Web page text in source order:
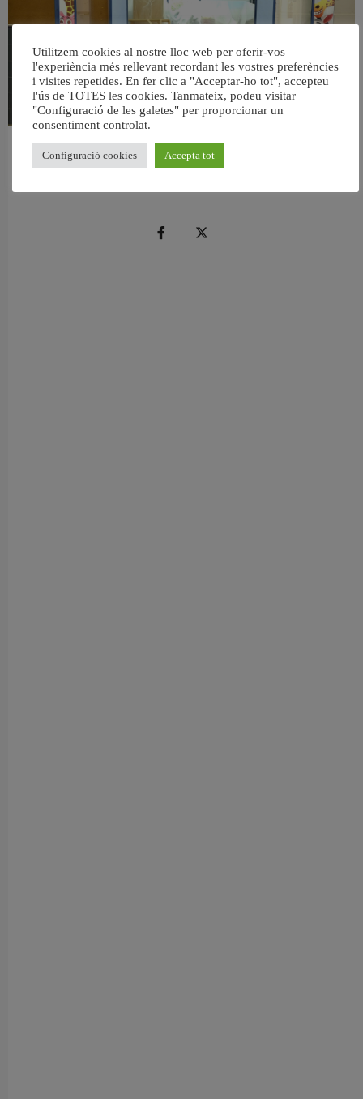
les aules
Utilitzem cookies al nostre lloc web per oferir-vos
l'experiència més rellevant recordant les vostres preferències
i visites repetides. En fer clic a "Acceptar-ho tot", accepteu
l'ús de TOTES les cookies. Tanmateix, podeu visitar
"Configuració de les galetes" per proporcionar un
consentiment controlat.
Configuració cookies Accepta tot